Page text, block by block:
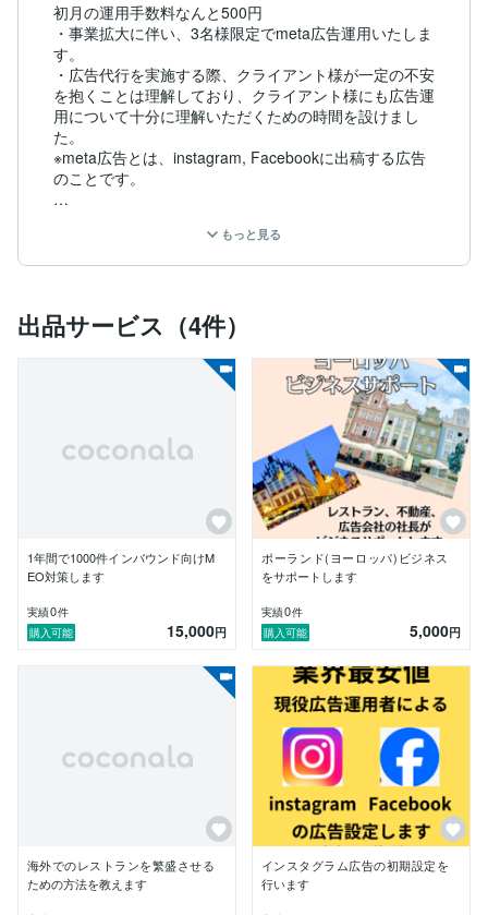
初月の運用手数料なんと500円
・事業拡大に伴い、3名様限定でmeta広告運用いたしま
す。
・広告代行を実施する際、クライアント様が一定の不安
を抱くことは理解しており、クライアント様にも広告運
用について十分に理解いただくための時間を設けまし
た。
※meta広告とは、instagram, Facebookに出稿する広告
のことです。
の方はお気軽にご相談ください。
「新規集客したいけど、どうしたらいいの?」
「そもそも何をしたらいいかがわからない」そこのあな
た!!
お悩みの方はお気軽にご相談ください。
・アマゾン物販スクールの広告運用(リスト単価1500円)
・パーソナルジムの集客(リスト単価5000円)
・ポーランドでレストランのためのアプリ導入(300円)
・基本的には広告アカウントをご用意いただき、手数料
のみの請求という形式を予定しています。（要ご相談）
ます。)
■業務範囲
・聞き取り(主に誰に、どこで、何を、あなたのビジネ
・設計:広告目標に沿ったプランニング（キャンペーン
ー適切なターゲットへの広告配信設定
ー適切な広告クリエイティブの入稿
ー予算や配信先などのコントロール設定
・管理：広告結果のレポート
ー目標に対しての成果状況の把握
ー施策（打ち手）に対するフィードバック
もっと見る
出品サービス（4件）
1年間で1000件インバウンド向けM
EO対策します
実績0件
購入可能
15,000円
ポーランド(ヨーロッパ)ビジネス
をサポートします
実績0件
購入可能
5,000円
海外でのレストランを繁盛させる
ための方法を教えます
インスタグラム広告の初期設定を
行います